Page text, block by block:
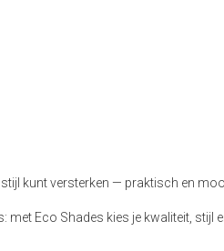
kunt versterken — praktisch en
Eco Shades kies je kwaliteit, stijl